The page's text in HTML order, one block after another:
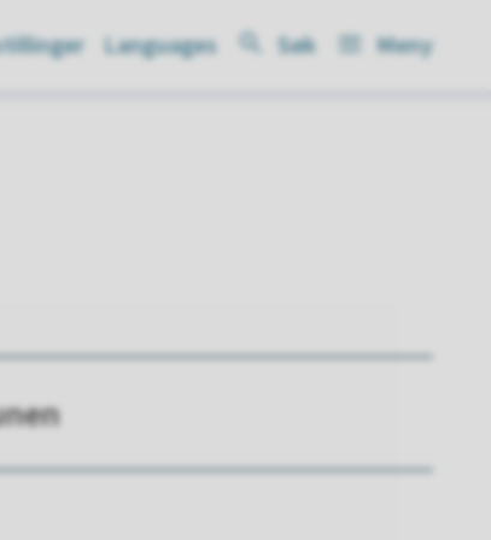
Languages Søk Meny